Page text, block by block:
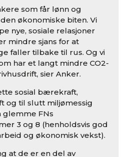
som får lønn og
økonomiske biten. Vi
nye, sosiale relasjoner
mindre sjans for at
faller tilbake til rus. Og vi
har et langt mindre CO2-
sier Anker.
sosial bærekraft,
og til slutt miljømessig
glemme FNs
3 og 8 (henholdsvis god
og økonomisk vekst).
at de er en del av